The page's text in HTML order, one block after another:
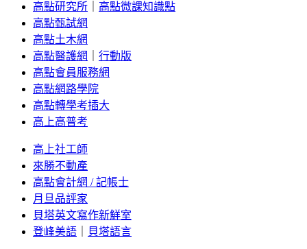
高點研究所
高點微課知識點
高點甄試網
高點土木網
高點醫護網
行動版
高點會員服務網
高點網路學院
高點轉學考插大
高上高普考
高上社工師
來勝不動產
高點會計網 / 記帳士
月旦品評家
貝塔英文寫作新鮮室
登峰美語
貝塔語言